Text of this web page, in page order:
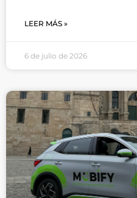
LEER MÁS »
6 de julio de 2026